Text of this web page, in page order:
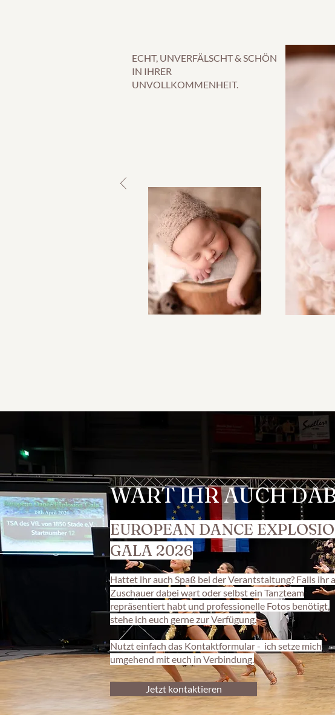
ECHT, UNVERFÄLSCHT & SCHÖN
IN IHRER
UNVOLLKOMMENHEIT.
WART IHR AUCH
EUROPEAN DANCE
GALA 2026
Hattet ihr auch Spaß bei der Verantstaltung? Falls ihr
Zuschauer dabei wart oder selbst ein Tanzteam
repräsentiert habt und professionelle Fotos benötigt,
stehe ich euch gerne zur Verfügung.
Nutzt einfach das Kontaktformular - ich setze mich
umgehend mit euch in Verbindung.
Jetzt kontaktieren